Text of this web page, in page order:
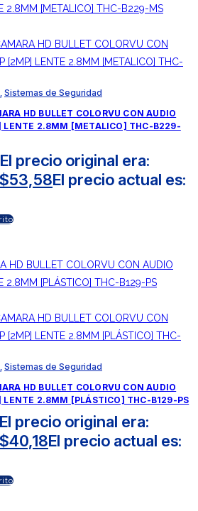
, Sistemas de Seguridad
HD BULLET COLORVU CON AUDIO
LENTE 2.8MM [METALICO] THC-B229-
El precio original era:
$53,58El precio actual es:
, Sistemas de Seguridad
HD BULLET COLORVU CON AUDIO
2.8MM [PLÁSTICO] THC-B129-PS
El precio original era:
$40,18El precio actual es: